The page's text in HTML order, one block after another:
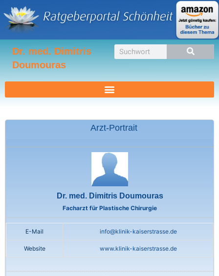
Inhalt
springen
Dr. med. Dimitris
Doumouras
Suche
Arzt-Portrait
Dr. med. Dimitris Doumouras
Facharzt für Plastische Chirurgie
E-Mail info@klinik-kaiserstrasse.de
Website www.klinik-kaiserstrasse.de